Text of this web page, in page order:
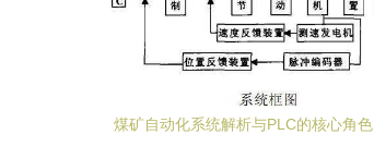
煤矿自动化系统解析与PLC的核心角色